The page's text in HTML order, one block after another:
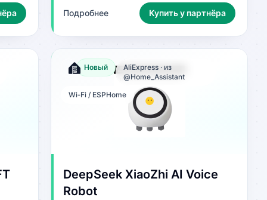
Подробнее Купить у партнёра
Новый
AliExpress · из
@Home_Assistant
Wi‑Fi / ESPHome
DeepSeek XiaoZhi AI Voice
Robot